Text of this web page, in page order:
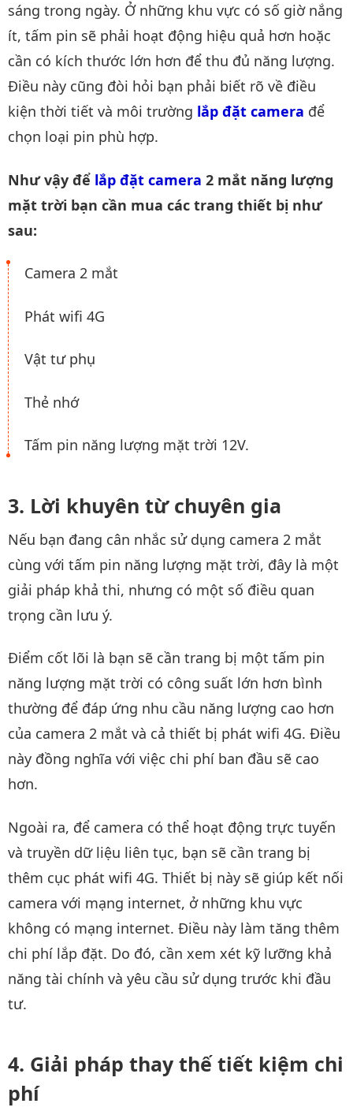
sáng trong ngày. Ở những khu vực có số giờ nắng
ít, tấm pin sẽ phải hoạt động hiệu quả hơn hoặc
cần có kích thước lớn hơn để thu đủ năng lượng.
Điều này cũng đòi hỏi bạn phải biết rõ về điều
kiện thời tiết và môi trường lắp đặt camera để
chọn loại pin phù hợp.
Như vậy để lắp đặt camera 2 mắt năng lượng
mặt trời bạn cần mua các trang thiết bị như
sau:
Camera 2 mắt
Phát wifi 4G
Vật tư phụ
Thẻ nhớ
Tấm pin năng lượng mặt trời 12V.
Lời khuyên từ chuyên gia
Nếu bạn đang cân nhắc sử dụng camera 2 mắt
cùng với tấm pin năng lượng mặt trời, đây là một
giải pháp khả thi, nhưng có một số điều quan
trọng cần lưu ý.
Điểm cốt lõi là bạn sẽ cần trang bị một tấm pin
năng lượng mặt trời có công suất lớn hơn bình
thường để đáp ứng nhu cầu năng lượng cao hơn
của camera 2 mắt và cả thiết bị phát wifi 4G. Điều
này đồng nghĩa với việc chi phí ban đầu sẽ cao
hơn.
Ngoài ra, để camera có thể hoạt động trực tuyến
và truyền dữ liệu liên tục, bạn sẽ cần trang bị
thêm cục phát wifi 4G. Thiết bị này sẽ giúp kết nối
camera với mạng internet, ở những khu vực
không có mạng internet. Điều này làm tăng thêm
chi phí lắp đặt. Do đó, cần xem xét kỹ lưỡng khả
năng tài chính và yêu cầu sử dụng trước khi đầu
tư.
Giải pháp thay thế tiết kiệm chi
phí